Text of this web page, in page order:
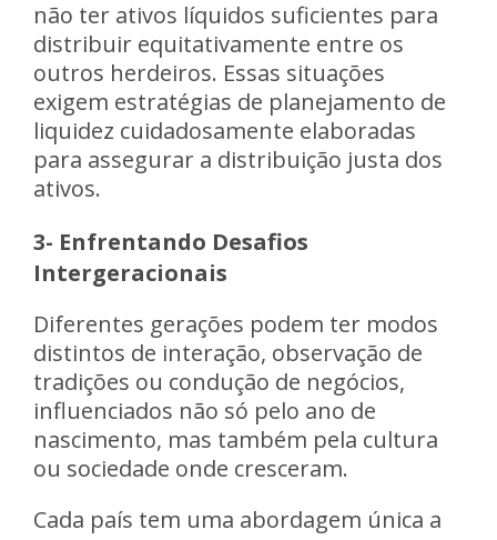
não ter ativos líquidos suficientes para
distribuir equitativamente entre os
outros herdeiros. Essas situações
exigem estratégias de planejamento de
liquidez cuidadosamente elaboradas
para assegurar a distribuição justa dos
ativos.
3- Enfrentando Desafios
Intergeracionais
Diferentes gerações podem ter modos
distintos de interação, observação de
tradições ou condução de negócios,
influenciados não só pelo ano de
nascimento, mas também pela cultura
ou sociedade onde cresceram.
Cada país tem uma abordagem única a